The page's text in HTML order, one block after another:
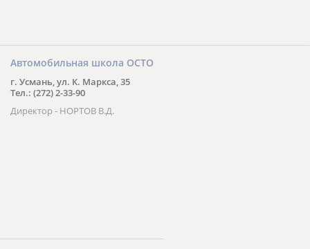
Автомобильная школа ОСТО
г. Усмань, ул. К. Маркса, 35
Тел.: (272) 2-33-90
Директор - НОРТОВ В.Д.